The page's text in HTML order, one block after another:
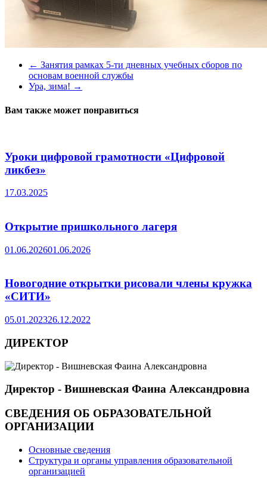
← Занятия рамках 5-ти дневных учебных сборов по
основам военной службы
Ура, зима! →
Вам также может понравиться
Уроки цифровой грамотности «Цифровой
ликбез»
17.03.2025
Открытие пришкольного лагеря
01.06.202601.06.2026
Новогодние открытки рисовали члены кружка
«СИТИ»
05.01.202326.12.2022
ДИРЕКТОР
Директор - Вишневская Фаина Александровна
СВЕДЕНИЯ ОБ ОБРАЗОВАТЕЛЬНОЙ
ОРГАНИЗАЦИИ
Основные сведения
Структура и органы управления образовательной
организацией